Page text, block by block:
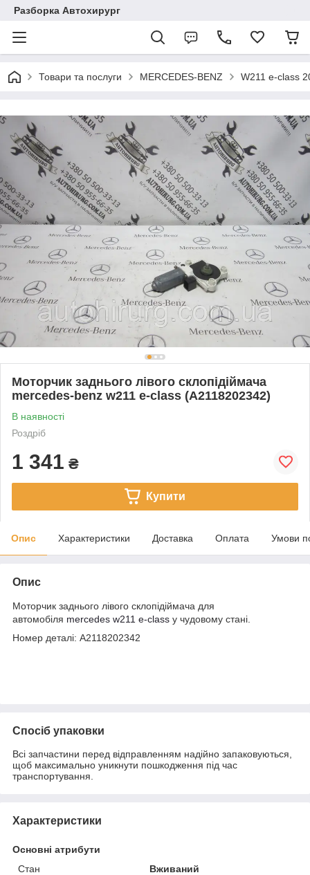
Разборка Автохирург
Товари та послуги MERCEDES-BENZ W211 e-class
Моторчик заднього лівого склопідіймача
mercedes-benz w211 e-class (A2118202342)
В наявності
Роздріб
1 341 ₴
Купити
Опис Характеристики Доставка Оплата Умови
Опис
Моторчик заднього лівого склопідіймача для
автомобіля mercedes w211 e-class у чудовому стані.
Номер деталі: A2118202342
Спосіб упаковки
Всі запчастини перед відправленням надійно запаковуються,
щоб максимально уникнути пошкодження під час
транспортування.
Характеристики
Основні атрибути
Стан
Вживаний